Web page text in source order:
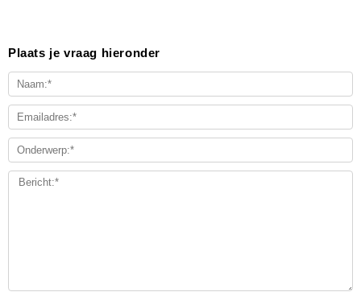
Plaats je vraag hieronder